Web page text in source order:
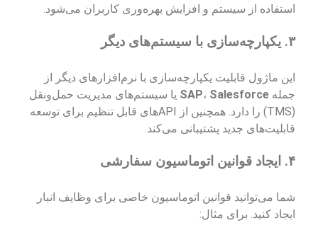
استفاده از سیستم و افزایش بهره‌وری کاربران می‌شود.
۳. یکپارچه‌سازی با سیستم‌های دیگر
این ماژول قابلیت یکپارچه‌سازی با نرم‌افزارهای دیگر از
جمله
SAP، Salesforce
یا سیستم‌های مدیریت حمل‌ونقل
(TMS) را دارد. همچنین از APIهای قابل تنظیم برای توسعه
قابلیت‌های جدید پشتیبانی می‌کند.
۴. ایجاد قوانین اتوماسیون سفارشی
شما می‌توانید قوانین اتوماسیون خاصی برای وظایف انبار
ایجاد کنید. برای مثال: